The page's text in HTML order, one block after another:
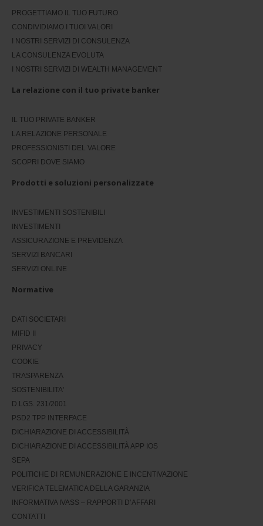
PROGETTIAMO IL TUO FUTURO
CONDIVIDIAMO I TUOI VALORI
I NOSTRI SERVIZI DI CONSULENZA
LA CONSULENZA EVOLUTA
I NOSTRI SERVIZI DI WEALTH MANAGEMENT
La relazione con il tuo private banker
IL TUO PRIVATE BANKER
LA RELAZIONE PERSONALE
PROFESSIONISTI DEL VALORE
SCOPRI DOVE SIAMO
Prodotti e soluzioni personalizzate
INVESTIMENTI SOSTENIBILI
INVESTIMENTI
ASSICURAZIONE E PREVIDENZA
SERVIZI BANCARI
SERVIZI ONLINE
Normative
DATI SOCIETARI
MIFID II
PRIVACY
COOKIE
TRASPARENZA
SOSTENIBILITA'
D.LGS. 231/2001
PSD2 TPP INTERFACE
DICHIARAZIONE DI ACCESSIBILITÀ
DICHIARAZIONE DI ACCESSIBILITÀ APP IOS
SEPA
POLITICHE DI REMUNERAZIONE E INCENTIVAZIONE
VERIFICA TELEMATICA DELLA GARANZIA
INFORMATIVA IVASS – RAPPORTI D’AFFARI
CONTATTI